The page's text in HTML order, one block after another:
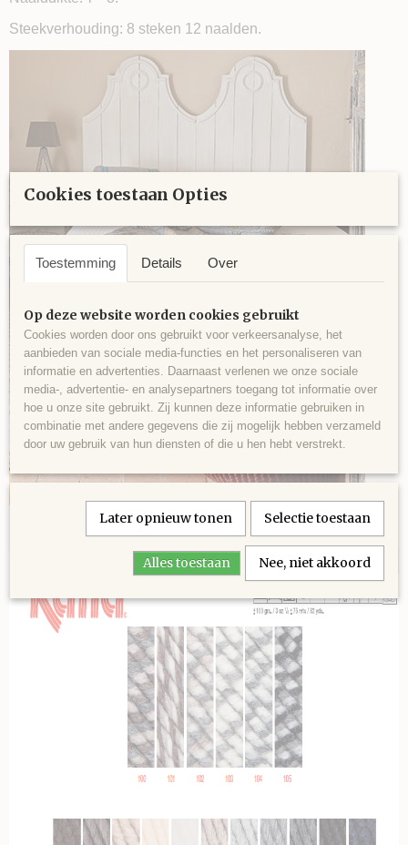
Steekverhouding: 8 steken 12 naalden.
Het patroon kunt uhiervinden
Cookies toestaan Opties
Toestemming Details Over
Op deze website worden cookies gebruikt
Cookies worden door ons gebruikt voor verkeersanalyse, het
aanbieden van sociale media-functies en het personaliseren van
informatie en advertenties. Daarnaast verlenen we onze sociale
media-, advertentie- en analysepartners toegang tot informatie over
hoe u onze site gebruikt. Zij kunnen deze informatie gebruiken in
combinatie met andere gegevens die zij mogelijk hebben verzameld
door uw gebruik van hun diensten of die u hen hebt verstrekt.
Later opnieuw tonen Selectie toestaan
Alles toestaan Nee, niet akkoord